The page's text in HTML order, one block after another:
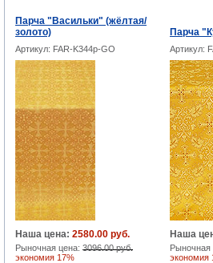
Парча "Васильки" (жёлтая/
золото)
Парча
Артикул: FAR-K344p-GO Артикул:
Наша цена: 2580.00 руб.
Рыночная цена: 3096.00 руб.
экономия 17%
Наша
экономия